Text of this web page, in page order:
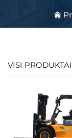
VISI PRODUKTAI